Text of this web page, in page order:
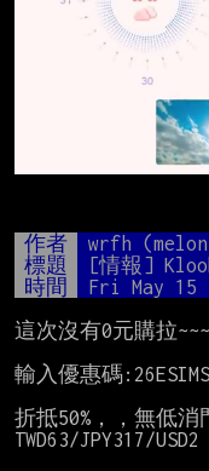
作者 wrfh
標題
[情報]
時間
Fri May 15
這次沒有0元購拉
輸入優惠碼
折抵50%，，無低消
TWD63/JPY317/USD2